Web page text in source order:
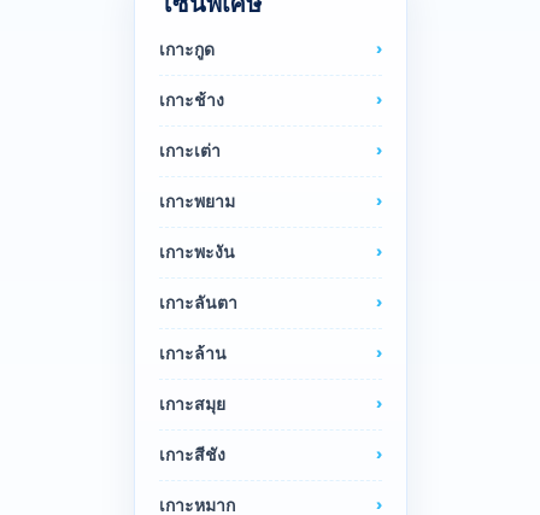
เกาะกูด
เกาะช้าง
เกาะเต่า
เกาะพยาม
เกาะพะงัน
เกาะลันตา
เกาะล้าน
เกาะสมุย
เกาะสีชัง
เกาะหมาก